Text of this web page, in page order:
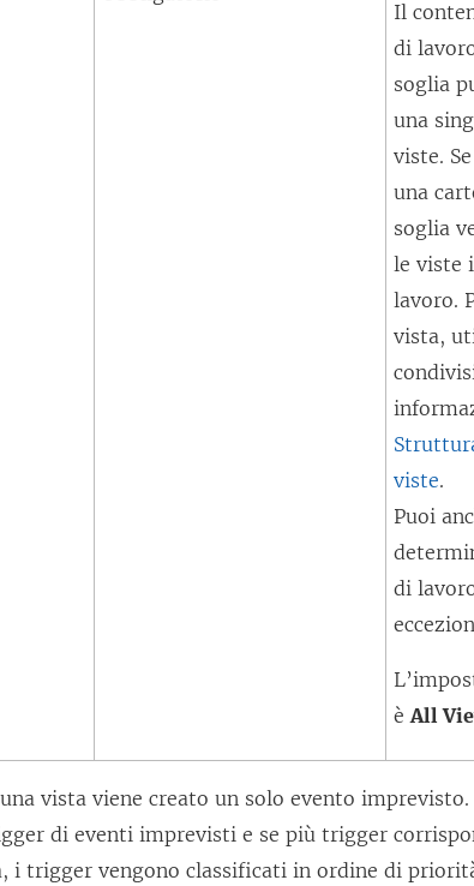
Il
di
soglia
una
viste.
una
soglia
le viste
lavoro.
vista,
viste.
Puoi
di
èAll
vista viene creato un solo evento
di eventi imprevisti e se più trigger
i trigger vengono classificati in ordine di